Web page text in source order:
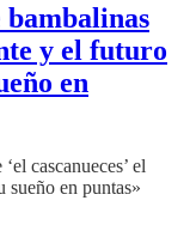
bambalinas
y el futuro
en